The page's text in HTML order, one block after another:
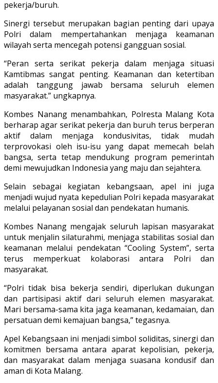
pekerja/buruh.
Sinergi tersebut merupakan bagian penting dari upaya
Polri dalam mempertahankan menjaga keamanan
wilayah serta mencegah potensi gangguan sosial.
“Peran serta serikat pekerja dalam menjaga situasi
Kamtibmas sangat penting. Keamanan dan ketertiban
adalah tanggung jawab bersama seluruh elemen
masyarakat.” ungkapnya.
Kombes Nanang menambahkan, Polresta Malang Kota
berharap agar serikat pekerja dan buruh terus berperan
aktif dalam menjaga kondusivitas, tidak mudah
terprovokasi oleh isu-isu yang dapat memecah belah
bangsa, serta tetap mendukung program pemerintah
demi mewujudkan Indonesia yang maju dan sejahtera.
Selain sebagai kegiatan kebangsaan, apel ini juga
menjadi wujud nyata kepedulian Polri kepada masyarakat
melalui pelayanan sosial dan pendekatan humanis.
Kombes Nanang mengajak seluruh lapisan masyarakat
untuk menjalin silaturahmi, menjaga stabilitas sosial dan
keamanan melalui pendekatan “Cooling System”, serta
terus memperkuat kolaborasi antara Polri dan
masyarakat.
“Polri tidak bisa bekerja sendiri, diperlukan dukungan
dan partisipasi aktif dari seluruh elemen masyarakat.
Mari bersama-sama kita jaga keamanan, kedamaian, dan
persatuan demi kemajuan bangsa,” tegasnya.
Apel Kebangsaan ini menjadi simbol soliditas, sinergi dan
komitmen bersama antara aparat kepolisian, pekerja,
dan masyarakat dalam menjaga suasana kondusif dan
aman di Kota Malang.